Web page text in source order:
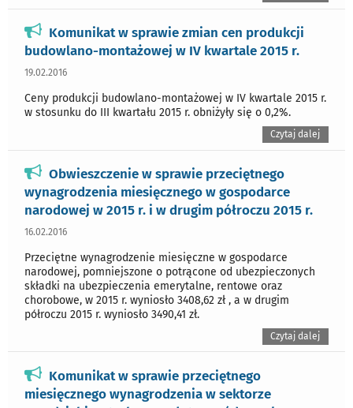
Komunikat w sprawie zmian cen produkcji
budowlano-montażowej w IV kwartale 2015 r.
19.02.2016
Ceny produkcji budowlano-montażowej w IV kwartale 2015 r.
w stosunku do III kwartału 2015 r. obniżyły się o 0,2%.
Czytaj dalej
Obwieszczenie w sprawie przeciętnego
wynagrodzenia miesięcznego w gospodarce
narodowej w 2015 r. i w drugim półroczu 2015 r.
16.02.2016
Przeciętne wynagrodzenie miesięczne w gospodarce
narodowej, pomniejszone o potrącone od ubezpieczonych
składki na ubezpieczenia emerytalne, rentowe oraz
chorobowe, w 2015 r. wyniosło 3408,62 zł , a w drugim
półroczu 2015 r. wyniosło 3490,41 zł.
Czytaj dalej
Komunikat w sprawie przeciętnego
miesięcznego wynagrodzenia w sektorze